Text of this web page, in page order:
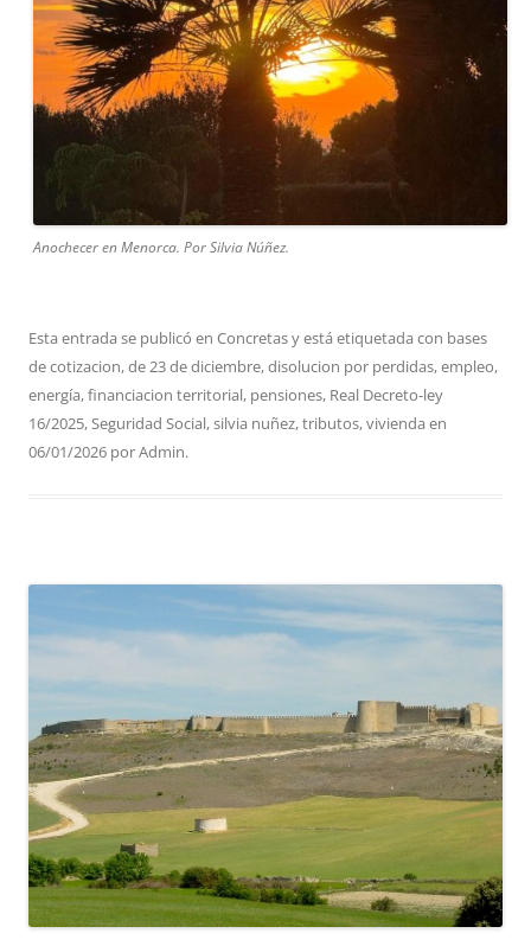
Anochecer en Menorca. Por Silvia Núñez.
Esta entrada se publicó en Concretasy está etiquetada con bases
de cotizacion,de 23 de diciembre,disolucion por perdidas,empleo,
energía,financiacion territorial, pensiones, Real Decreto-ley
16/2025,Seguridad Social,silvia nuñez,tributos,vivienda en
06/01/2026 porAdmin.